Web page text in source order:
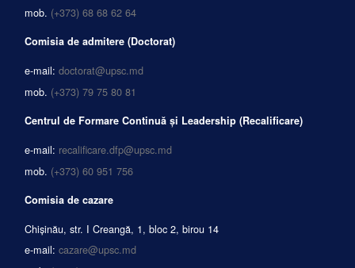
mob. (+373) 68 68 62 64
Comisia de admitere (Doctorat)
e-mail: doctorat@upsc.md
mob. (+373) 79 75 80 81
Centrul de Formare Continuă și Leadership (Recalificare)
e-mail: recalificare.dfp@upsc.md
mob. (+373) 60 951 756
Comisia de cazare
Chișinău, str. I Creangă, 1, bloc 2, birou 14
e-mail: cazare@upsc.md